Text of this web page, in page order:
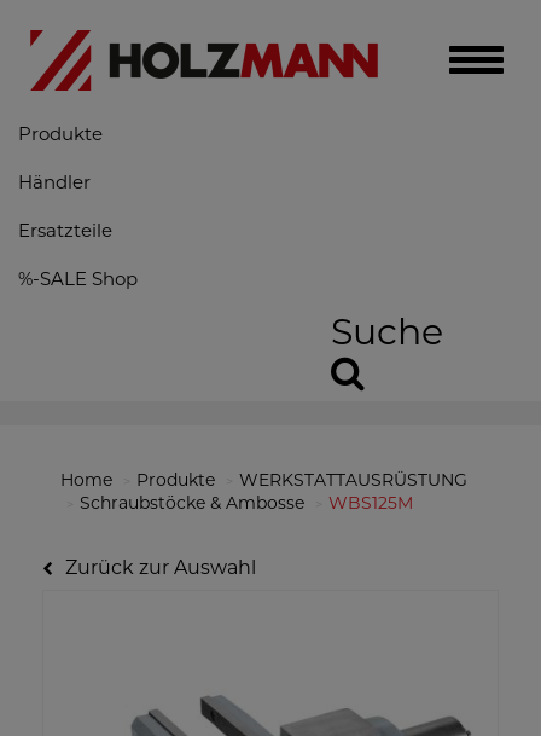
Toggle
Produkte
Händler
Ersatzteile
%-SALE Shop
Suche
Home Produkte
WERKSTATTAUSRÜSTUNG
Schraubstöcke & Ambosse
WBS125M
Zurück zur Auswahl